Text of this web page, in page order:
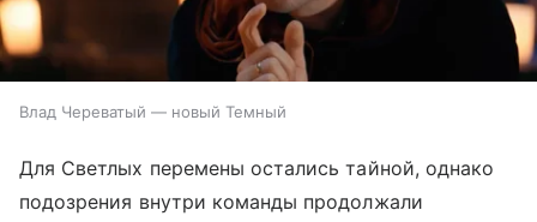
Влад Череватый — новый Темный
Для Светлых перемены остались тайной, однако
подозрения внутри команды продолжали